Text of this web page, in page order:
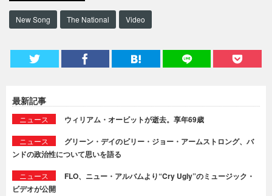
New Song The National Video
最新記事
ニュース ウィリアム・オービットが逝去。享年69歳
ニュース
グリーン・デイのビリー・ジョー・アームストロング、バ
ンドの政治性について思いを語る
ニュース
FLO、ニュー・アルバムより“Cry Ugly”のミュージック・
ビデオが公開